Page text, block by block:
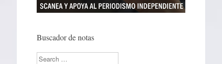
Buscador de notas
Search